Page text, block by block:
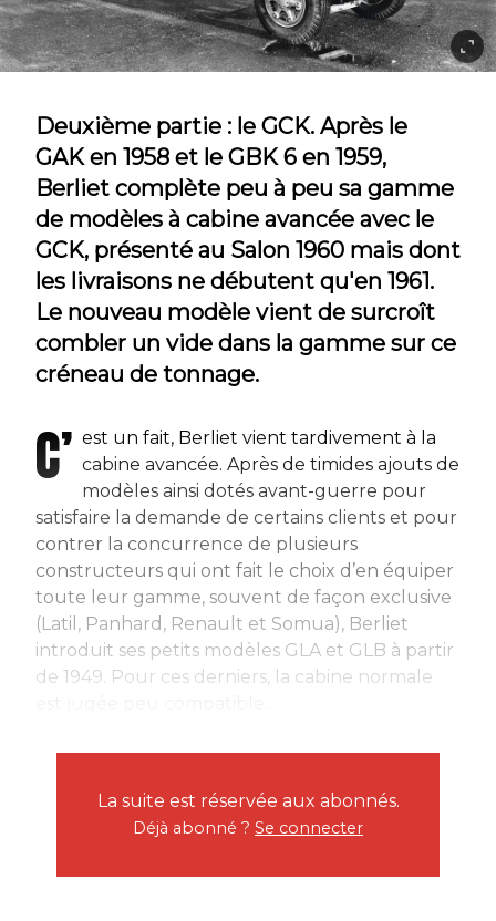
Deuxième partie : le GCK. Après le
GAK en 1958 et le GBK 6 en 1959,
Berliet complète peu à peu sa gamme
de modèles à cabine avancée avec le
GCK, présenté au Salon 1960 mais dont
les livraisons ne débutent qu'en 1961.
Le nouveau modèle vient de surcroît
combler un vide dans la gamme sur ce
créneau de tonnage.
C’ est un fait, Berliet vient tardivement à la
cabine avancée. Après de timides ajouts de
modèles ainsi dotés avant-guerre pour
satisfaire la demande de certains clients et pour
contrer la concurrence de plusieurs
constructeurs qui ont fait le choix d’en équiper
toute leur gamme, souvent de façon exclusive
(Latil, Panhard, Renault et Somua), Berliet
introduit ses petits modèles GLA et GLB à partir
de 1949. Pour ces derniers, la cabine normale
La suite est réservée aux abonnés.
Déjà abonné ? Se connecter